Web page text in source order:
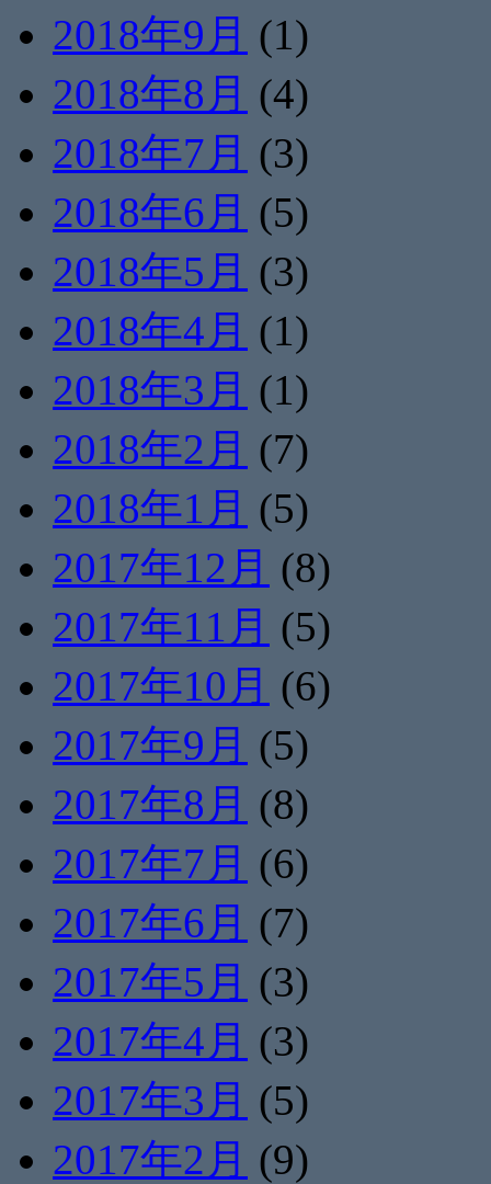
2018年9月 (1)
2018年8月 (4)
2018年7月 (3)
2018年6月 (5)
2018年5月 (3)
2018年4月 (1)
2018年3月 (1)
2018年2月 (7)
2018年1月 (5)
2017年12月 (8)
2017年11月 (5)
2017年10月 (6)
2017年9月 (5)
2017年8月 (8)
2017年7月 (6)
2017年6月 (7)
2017年5月 (3)
2017年4月 (3)
2017年3月 (5)
2017年2月 (9)